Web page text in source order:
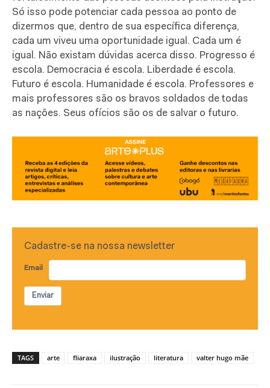
Só isso pode potenciar cada pessoa ao ponto de
dizermos que, dentro de sua específica diferença,
cada um viveu uma oportunidade igual. Cada um é
igual. Não existam dúvidas acerca disso. Progresso é
escola. Democracia é escola. Liberdade é escola.
Futuro é escola. Humanidade é escola. Professores e
mais professores são os bravos soldados de todas
as nações. Seus ofícios são os de salvar o futuro.
Cadastre-se na nossa newsletter
Email
Enviar
TAGS arte fliaraxa ilustração literatura valter hugo mãe